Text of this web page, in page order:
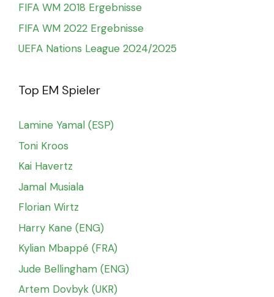
FIFA WM 2018 Ergebnisse
FIFA WM 2022 Ergebnisse
UEFA Nations League 2024/2025
Top EM Spieler
Lamine Yamal (ESP)
Toni Kroos
Kai Havertz
Jamal Musiala
Florian Wirtz
Harry Kane (ENG)
Kylian Mbappé (FRA)
Jude Bellingham (ENG)
Artem Dovbyk (UKR)